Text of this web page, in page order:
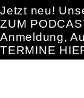
Jetzt neu!
ZUM
Anmeldung,
TERMINE